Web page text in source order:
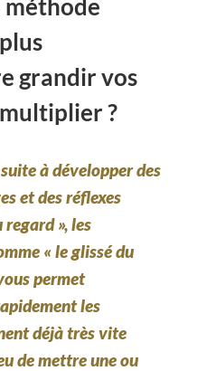
grandir vos
?
à développer des
et des réflexes
», les
« le glissé du
permet
les
déjà très vite
de mettre une ou